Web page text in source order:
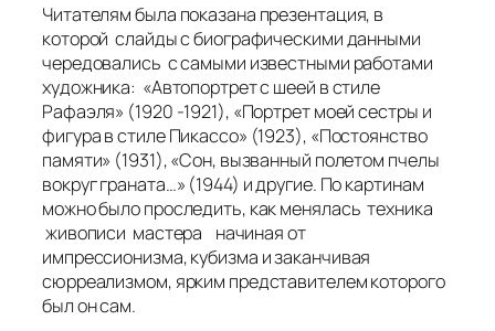
Читателям была показана презентация, в
которой слайды с биографическими данными
чередовались с самыми известными работами
художника: «Автопортрет с шеей в стиле
Рафаэля» (1920 -1921), «Портрет моей сестры и
фигура в стиле Пикассо» (1923), «Постоянство
памяти» (1931), «Сон, вызванный полетом пчелы
вокруг граната…» (1944) и другие. По картинам
можно было проследить, как менялась техника
живописи мастера начиная от
импрессионизма, кубизма и заканчивая
сюрреализмом, ярким представителем которого
был он сам.